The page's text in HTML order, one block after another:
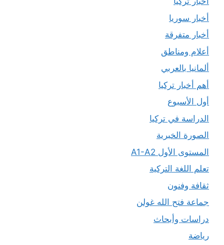
أخبار سوريا
أخبار متفرقة
أعلام ومناطق
ألمانيا بالعربي
أهم أخبار تركيا
أول الأسبوع
الدراسة في تركيا
الصورة الخبرية
المستوى الأول A1-A2
تعلم اللغة التركية
ثقافة وفنون
جماعة فتح الله غولن
دراسات وأبحاث
رياضة